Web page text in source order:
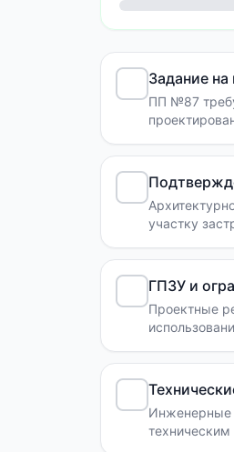
Задание
ПП №87
участку
ГПЗУ и
Проектные
Инженерные